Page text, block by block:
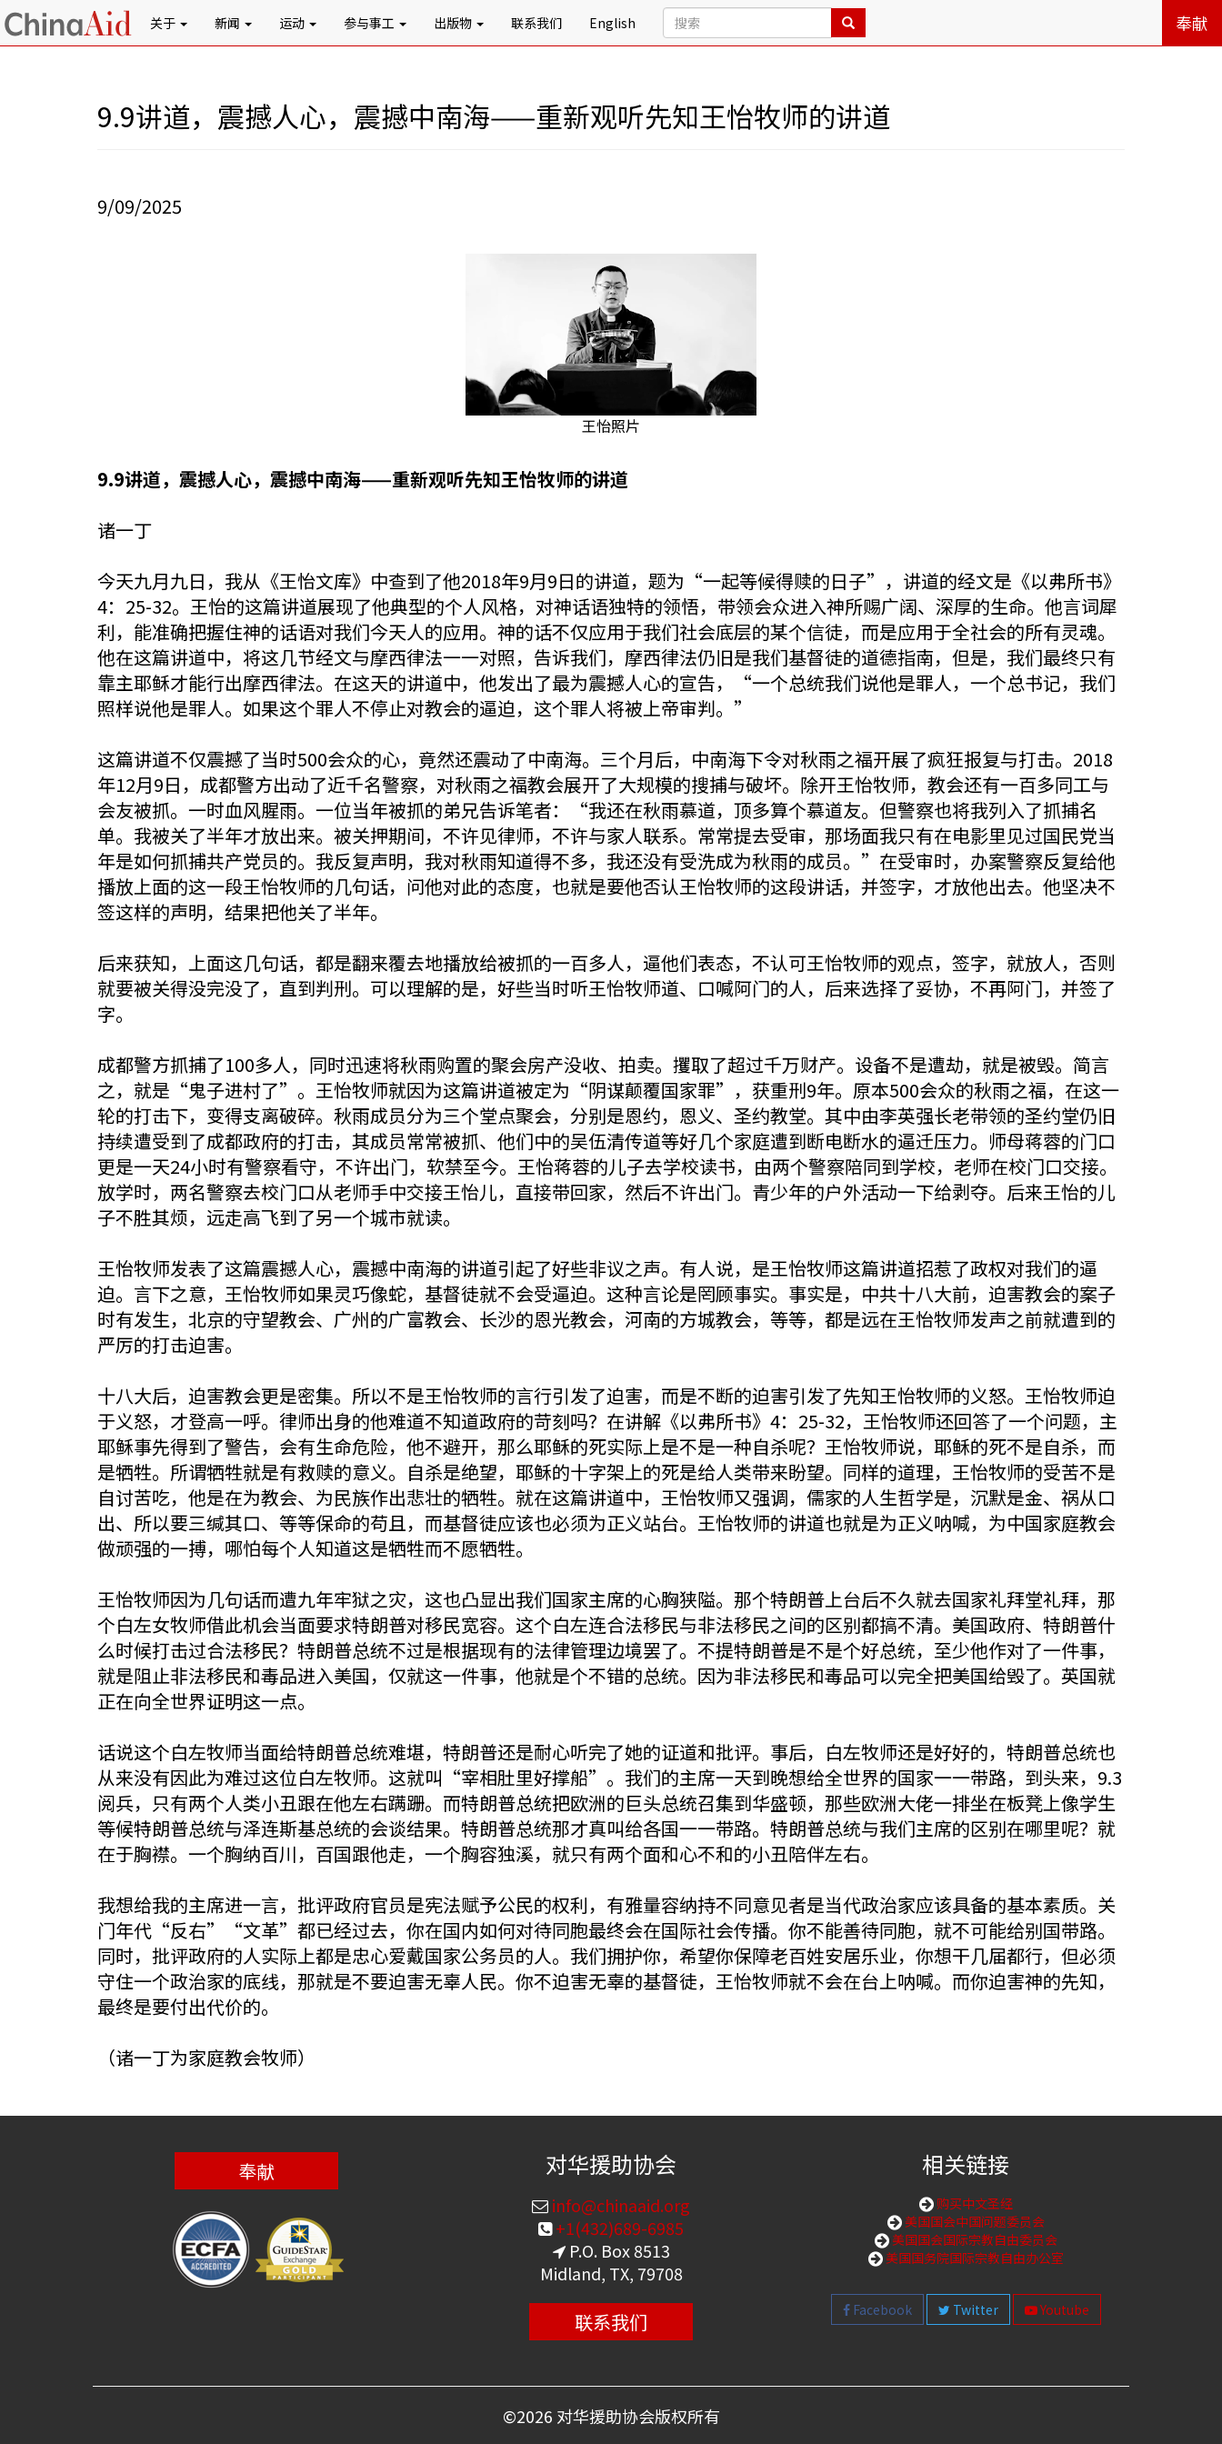
关于 新闻 运动 参与事工 出版物 联系我们 English 奉献
9.9讲道，震撼人心，震撼中南海——重新观听先知王怡牧师的讲道
9/09/2025
王怡照片
9.9讲道，震撼人心，震撼中南海——重新观听先知王怡牧师的讲道
诸一丁
今天九月九日，我从《王怡文库》中查到了他2018年9月9日的讲道，题为“一起等候得赎的日子”，讲道的经文是《以弗所书》
4：25-32。王怡的这篇讲道展现了他典型的个人风格，对神话语独特的领悟，带领会众进入神所赐广阔、深厚的生命。他言词犀
利，能准确把握住神的话语对我们今天人的应用。神的话不仅应用于我们社会底层的某个信徒，而是应用于全社会的所有灵魂。
他在这篇讲道中，将这几节经文与摩西律法一一对照，告诉我们，摩西律法仍旧是我们基督徒的道德指南，但是，我们最终只有
靠主耶稣才能行出摩西律法。在这天的讲道中，他发出了最为震撼人心的宣告，“一个总统我们说他是罪人，一个总书记，我们
照样说他是罪人。如果这个罪人不停止对教会的逼迫，这个罪人将被上帝审判。”
这篇讲道不仅震撼了当时500会众的心，竟然还震动了中南海。三个月后，中南海下令对秋雨之福开展了疯狂报复与打击。2018
年12月9日，成都警方出动了近千名警察，对秋雨之福教会展开了大规模的搜捕与破坏。除开王怡牧师，教会还有一百多同工与
会友被抓。一时血风腥雨。一位当年被抓的弟兄告诉笔者：“我还在秋雨慕道，顶多算个慕道友。但警察也将我列入了抓捕名
单。我被关了半年才放出来。被关押期间，不许见律师，不许与家人联系。常常提去受审，那场面我只有在电影里见过国民党当
年是如何抓捕共产党员的。我反复声明，我对秋雨知道得不多，我还没有受洗成为秋雨的成员。”在受审时，办案警察反复给他
播放上面的这一段王怡牧师的几句话，问他对此的态度，也就是要他否认王怡牧师的这段讲话，并签字，才放他出去。他坚决不
签这样的声明，结果把他关了半年。
后来获知，上面这几句话，都是翻来覆去地播放给被抓的一百多人，逼他们表态，不认可王怡牧师的观点，签字，就放人，否则
就要被关得没完没了，直到判刑。可以理解的是，好些当时听王怡牧师道、口喊阿门的人，后来选择了妥协，不再阿门，并签了
字。
成都警方抓捕了100多人，同时迅速将秋雨购置的聚会房产没收、拍卖。攫取了超过千万财产。设备不是遭劫，就是被毁。简言
之，就是“鬼子进村了”。王怡牧师就因为这篇讲道被定为“阴谋颠覆国家罪”，获重刑9年。原本500会众的秋雨之福，在这一
轮的打击下，变得支离破碎。秋雨成员分为三个堂点聚会，分别是恩约，恩义、圣约教堂。其中由李英强长老带领的圣约堂仍旧
持续遭受到了成都政府的打击，其成员常常被抓、他们中的吴伍清传道等好几个家庭遭到断电断水的逼迁压力。师母蒋蓉的门口
更是一天24小时有警察看守，不许出门，软禁至今。王怡蒋蓉的儿子去学校读书，由两个警察陪同到学校，老师在校门口交接。
放学时，两名警察去校门口从老师手中交接王怡儿，直接带回家，然后不许出门。青少年的户外活动一下给剥夺。后来王怡的儿
子不胜其烦，远走高飞到了另一个城市就读。
王怡牧师发表了这篇震撼人心，震撼中南海的讲道引起了好些非议之声。有人说，是王怡牧师这篇讲道招惹了政权对我们的逼
迫。言下之意，王怡牧师如果灵巧像蛇，基督徒就不会受逼迫。这种言论是罔顾事实。事实是，中共十八大前，迫害教会的案子
时有发生，北京的守望教会、广州的广富教会、长沙的恩光教会，河南的方城教会，等等，都是远在王怡牧师发声之前就遭到的
严厉的打击迫害。
十八大后，迫害教会更是密集。所以不是王怡牧师的言行引发了迫害，而是不断的迫害引发了先知王怡牧师的义怒。王怡牧师迫
于义怒，才登高一呼。律师出身的他难道不知道政府的苛刻吗？在讲解《以弗所书》4：25-32，王怡牧师还回答了一个问题，主
耶稣事先得到了警告，会有生命危险，他不避开，那么耶稣的死实际上是不是一种自杀呢？王怡牧师说，耶稣的死不是自杀，而
是牺牲。所谓牺牲就是有救赎的意义。自杀是绝望，耶稣的十字架上的死是给人类带来盼望。同样的道理，王怡牧师的受苦不是
自讨苦吃，他是在为教会、为民族作出悲壮的牺牲。就在这篇讲道中，王怡牧师又强调，儒家的人生哲学是，沉默是金、祸从口
出、所以要三缄其口、等等保命的苟且，而基督徒应该也必须为正义站台。王怡牧师的讲道也就是为正义呐喊，为中国家庭教会
做顽强的一搏，哪怕每个人知道这是牺牲而不愿牺牲。
王怡牧师因为几句话而遭九年牢狱之灾，这也凸显出我们国家主席的心胸狭隘。那个特朗普上台后不久就去国家礼拜堂礼拜，那
个白左女牧师借此机会当面要求特朗普对移民宽容。这个白左连合法移民与非法移民之间的区别都搞不清。美国政府、特朗普什
么时候打击过合法移民？特朗普总统不过是根据现有的法律管理边境罢了。不提特朗普是不是个好总统，至少他作对了一件事，
就是阻止非法移民和毒品进入美国，仅就这一件事，他就是个不错的总统。因为非法移民和毒品可以完全把美国给毁了。英国就
正在向全世界证明这一点。
话说这个白左牧师当面给特朗普总统难堪，特朗普还是耐心听完了她的证道和批评。事后，白左牧师还是好好的，特朗普总统也
从来没有因此为难过这位白左牧师。这就叫“宰相肚里好撑船”。我们的主席一天到晚想给全世界的国家一一带路，到头来，9.3
阅兵，只有两个人类小丑跟在他左右蹒跚。而特朗普总统把欧洲的巨头总统召集到华盛顿，那些欧洲大佬一排坐在板凳上像学生
等候特朗普总统与泽连斯基总统的会谈结果。特朗普总统那才真叫给各国一一带路。特朗普总统与我们主席的区别在哪里呢？就
在于胸襟。一个胸纳百川，百国跟他走，一个胸容独溪，就只有两个面和心不和的小丑陪伴左右。
我想给我的主席进一言，批评政府官员是宪法赋予公民的权利，有雅量容纳持不同意见者是当代政治家应该具备的基本素质。关
门年代“反右”“文革”都已经过去，你在国内如何对待同胞最终会在国际社会传播。你不能善待同胞，就不可能给别国带路。
同时，批评政府的人实际上都是忠心爱戴国家公务员的人。我们拥护你，希望你保障老百姓安居乐业，你想干几届都行，但必须
守住一个政治家的底线，那就是不要迫害无辜人民。你不迫害无辜的基督徒，王怡牧师就不会在台上呐喊。而你迫害神的先知，
最终是要付出代价的。
（诸一丁为家庭教会牧师）
奉献 对华援助协会
info@chinaaid.org
+1(432)689-6985
P.O. Box 8513
Midland, TX, 79708
联系我们
相关链接
购买中文圣经
美国国会中国问题委员会
美国国会国际宗教自由委员会
美国国务院国际宗教自由办公室
Facebook Twitter Youtube
©2026 对华援助协会版权所有